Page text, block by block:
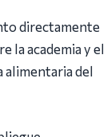
directamente
la academia y el
alimentaria del